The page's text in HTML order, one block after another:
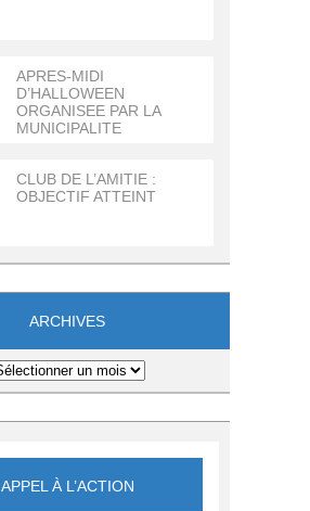
APRES-MIDI
D’HALLOWEEN
ORGANISEE PAR LA
MUNICIPALITE
CLUB DE L’AMITIE :
OBJECTIF ATTEINT
ARCHIVES
APPEL À L’ACTION